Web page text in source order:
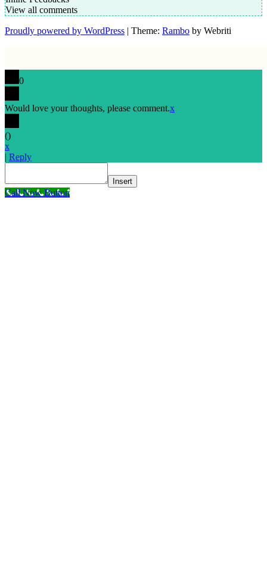
View all comments
Proudly powered by WordPress | Theme: Rambo by Webriti
0
Would love your thoughts, please comment.x
()
x
| Reply
Insert
Call Now Button